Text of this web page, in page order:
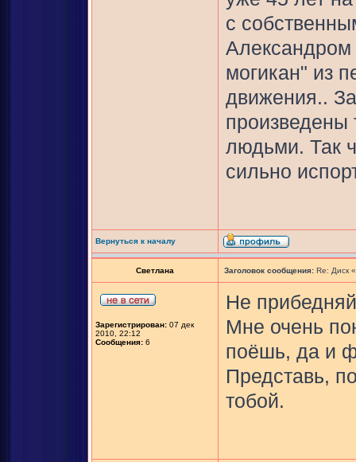
с
Александром
могикан" из
движения..
людьми. Так
сильно
Вернуться к началу
Светлана Заголовок сообщения: Re: Диск
Зарегистрирован: 07 дек
2010, 22:12
Сообщения: 6
Не
Мне очень
поёшь, да и
Представь,
тобой.